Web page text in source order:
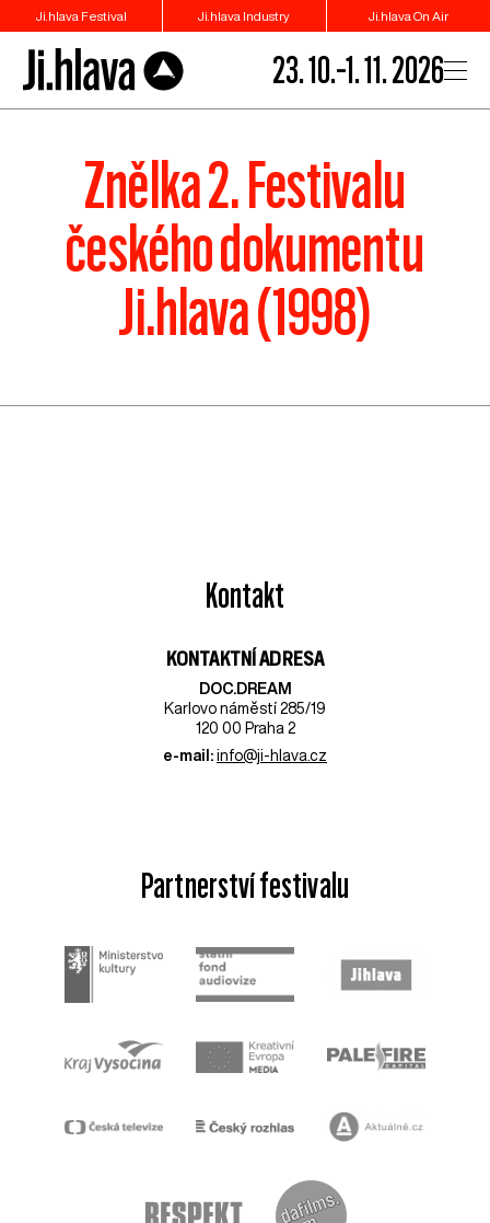
Ji.hlava Festival Ji.hlava Industry Ji.hlava On Air
23. 10.–1. 11. 2026
Znělka 2. Festivalu
českého dokumentu
Ji.hlava (1998)
Kontakt
KONTAKTNÍ ADRESA
DOC.DREAM​
Karlovo náměstí 285/19
120 00 Praha 2
e-mail: info@ji-hlava.cz
Partnerství festivalu